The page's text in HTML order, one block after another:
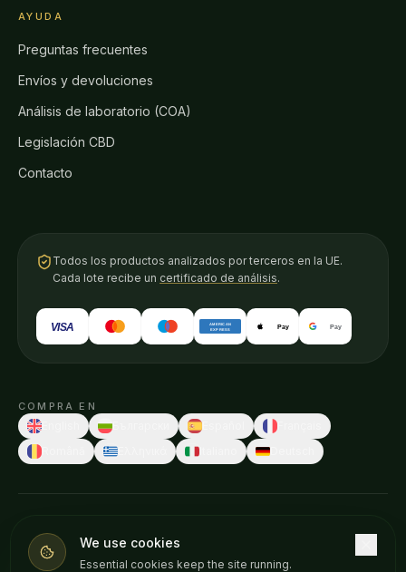
AYUDA
Preguntas frecuentes
Envíos y devoluciones
Análisis de laboratorio (COA)
Legislación CBD
Contacto
Todos los productos analizados por terceros en la UE.
Cada lote recibe un certificado de análisis.
VISA AMERICAN
EXPRESS Pay Pay
COMPRA EN
Estas declaraciones no han sido evaluadas por ninguna autoridad
We use cookies
Essential cookies keep the site running.